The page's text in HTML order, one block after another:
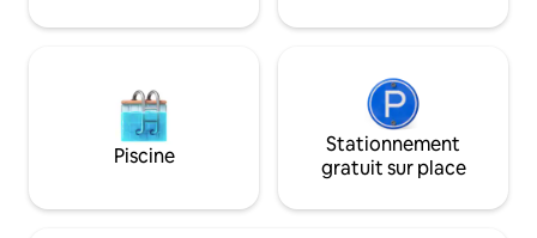
solaire ET générateur de SECOURS !
Piscine
Stationnement
gratuit sur place